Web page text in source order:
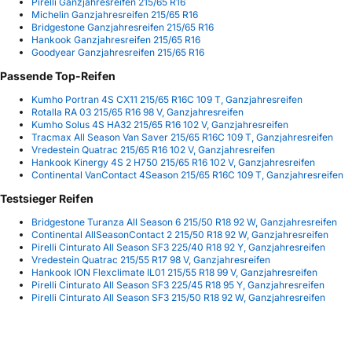
Michelin Ganzjahresreifen 215/65 R16
Bridgestone Ganzjahresreifen 215/65 R16
Hankook Ganzjahresreifen 215/65 R16
Goodyear Ganzjahresreifen 215/65 R16
Passende Top-Reifen
Kumho Portran 4S CX11 215/65 R16C 109 T, Ganzjahresreifen
Rotalla RA 03 215/65 R16 98 V, Ganzjahresreifen
Kumho Solus 4S HA32 215/65 R16 102 V, Ganzjahresreifen
Tracmax All Season Van Saver 215/65 R16C 109 T, Ganzjahresreifen
Vredestein Quatrac 215/65 R16 102 V, Ganzjahresreifen
Hankook Kinergy 4S 2 H750 215/65 R16 102 V, Ganzjahresreifen
Continental VanContact 4Season 215/65 R16C 109 T, Ganzjahresreifen
Testsieger Reifen
Bridgestone Turanza All Season 6 215/50 R18 92 W, Ganzjahresreifen
Continental AllSeasonContact 2 215/50 R18 92 W, Ganzjahresreifen
Pirelli Cinturato All Season SF3 225/40 R18 92 Y, Ganzjahresreifen
Vredestein Quatrac 215/55 R17 98 V, Ganzjahresreifen
Hankook ION Flexclimate IL01 215/55 R18 99 V, Ganzjahresreifen
Pirelli Cinturato All Season SF3 225/45 R18 95 Y, Ganzjahresreifen
Pirelli Cinturato All Season SF3 215/50 R18 92 W, Ganzjahresreifen